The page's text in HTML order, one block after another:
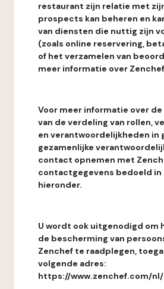
restaurant zijn relatie met
prospects kan beheren en
van diensten die nuttig zijn
(zoals online reservering,
of het verzamelen van
meer informatie over
Voor meer informatie over
van de verdeling van rollen,
en verantwoordelijkheden in
gezamenlijke
contact opnemen met
contactgegevens bedoeld in
hieronder.
U wordt ook uitgenodigd om
de bescherming van
Zenchef te raadplegen,
volgende adres:
https://www.zenchef.com/